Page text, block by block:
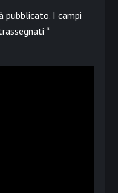
pubblicato. I campi
*